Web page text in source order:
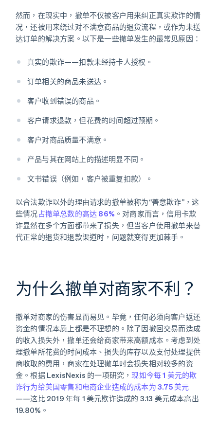
然而，在现实中，撤单不仅被客户用来纠正真实欺诈的情
况，还被用来绕过对不满意商品的退货流程，或作为未送
达订单的解决方案。以下是一些撤单发生的最常见原因：
真实的欺诈——扣款未经持卡人授权。
订单相关的商品未送达。
客户收到错误的商品。
客户请求退款，但花费的时间超过预期。
客户对商品质量不满意。
产品与其在网站上的描述明显不同。
文书错误（例如，客户被重复扣款）。
以合法欺诈以外的理由请求的撤单被称为“善意欺诈”，这
些情况占撤单总数的高达 86% 。对商家而言，信用卡欺
诈显然在多个方面都带来了损失，但当客户使用撤单来替
代正常的退货和退款渠道时，问题就变得更加棘手。
为什么撤单对商家不利？
撤单对商家的伤害显而易见。毕竟，任何必须向客户返还
资金的情况本质上都是不理想的。除了因撤回交易而造成
的收入损失外，撤单还会给商家带来高额成本。考虑到处
理撤单所花费的时间成本、损失的库存以及支付处理提供
商收取的费用，商家在处理撤单时会损失相对较多的资
金。根据 LexisNexis 的一项研究，现如今每 1 美元的欺
诈行为给美国零售和电商企业造成的成本为 3.75 美元
——这比 2019 年每 1 美元欺诈造成的 3.13 美元成本高出
19.80%。